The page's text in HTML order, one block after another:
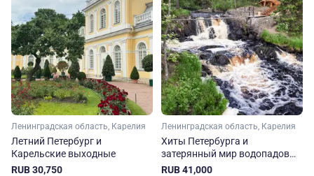
Ленинградская область, Карелия
Летний Петербург и
Карельские выходные
RUB 30,750
Ленинградская область, Карелия
Хиты Петербурга и
затерянный мир водопадов
Карелии
RUB 41,000